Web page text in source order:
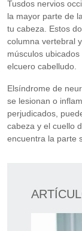
Tusdos nervios
la mayor parte de
tu cabeza. Estos
columna vertebral
músculos
elcuero cabelludo.
Elsíndrome de
se lesionan o
perjudicados,
cabeza y el cuello
encuentra la parte